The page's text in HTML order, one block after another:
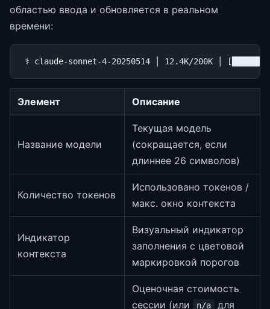
областью ввода и обновляется в реальном
времени:
Элемент Описание
Название модели
Текущая модель
(сокращается, если
длиннее 26 символов)
Количество токенов
Использовано токенов /
макс. окно контекста
Индикатор
контекста
Визуальный индикатор
заполнения с цветовой
маркировкой порогов
Оценочная стоимость
сессии (или
n/a
для